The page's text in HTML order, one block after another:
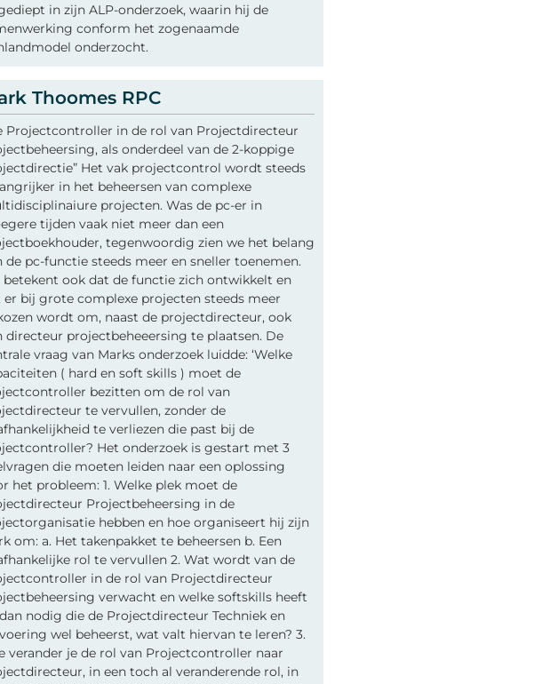
in zijn ALP-onderzoek, waarin hij de
conform het zogenaamde
onderzocht.
Thoomes RPC
Projectcontroller in de rol van Projectdirecteur
als onderdeel van de 2-koppige
Het vak projectcontrol wordt steeds
in het beheersen van complexe
projecten. Was de pc-er in
tijden vaak niet meer dan een
tegenwoordig zien we het belang
de pc-functie steeds meer en sneller toenemen.
ook dat de functie zich ontwikkelt en
er bij grote complexe projecten steeds meer
wordt om, naast de projectdirecteur, ook
directeur projectbeheeersing te plaatsen. De
vraag van Marks onderzoek luidde: ‘Welke
( hard en soft skills ) moet de
bezitten om de rol van
te vervullen, zonder de
te verliezen die past bij de
Het onderzoek is gestart met 3
die moeten leiden naar een oplossing
het probleem: 1. Welke plek moet de
Projectbeheersing in de
hebben en hoe organiseert hij zijn
om: a. Het takenpakket te beheersen b. Een
rol te vervullen 2. Wat wordt van de
in de rol van Projectdirecteur
verwacht en welke softskills heeft
nodig die de Projectdirecteur Techniek en
wel beheerst, wat valt hiervan te leren? 3.
verander je de rol van Projectcontroller naar
in een toch al veranderende rol, in